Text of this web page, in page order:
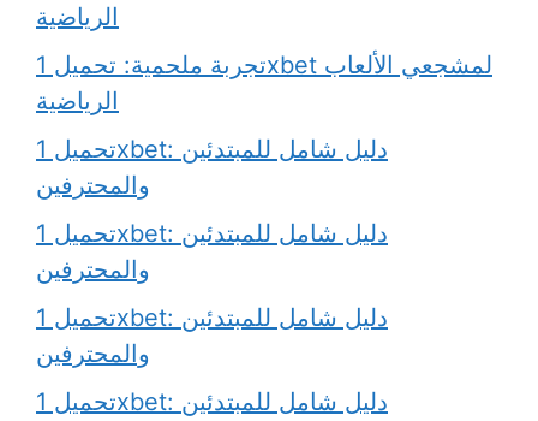
الرياضية
تجربة ملحمية: تحميل 1xbet لمشجعي الألعاب
الرياضية
تحميل 1xbet: دليل شامل للمبتدئين
والمحترفين
تحميل 1xbet: دليل شامل للمبتدئين
والمحترفين
تحميل 1xbet: دليل شامل للمبتدئين
والمحترفين
تحميل 1xbet: دليل شامل للمبتدئين